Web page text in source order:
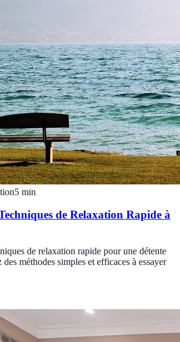
5 min
de Relaxation Rapide à
de relaxation rapide pour une détente
méthodes simples et efficaces à essayer